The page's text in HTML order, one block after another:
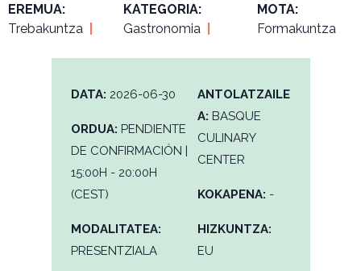
EREMUA:
Trebakuntza
KATEGORIA:
Gastronomia
MOTA:
Formakuntza
DATA: 2026-06-30
ORDUA: PENDIENTE
DE CONFIRMACIÓN |
15:00H - 20:00H
(CEST)
MODALITATEA:
PRESENTZIALA
ANTOLATZAILE
A: BASQUE
CULINARY
CENTER
KOKAPENA: -
HIZKUNTZA:
EU